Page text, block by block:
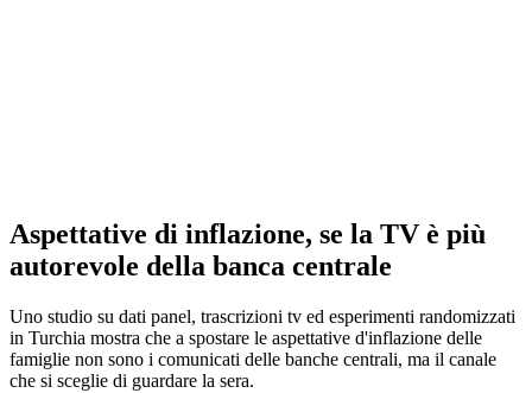
Aspettative di inflazione, se la TV è più
autorevole della banca centrale
Uno studio su dati panel, trascrizioni tv ed esperimenti randomizzati
in Turchia mostra che a spostare le aspettative d'inflazione delle
famiglie non sono i comunicati delle banche centrali, ma il canale
che si sceglie di guardare la sera.